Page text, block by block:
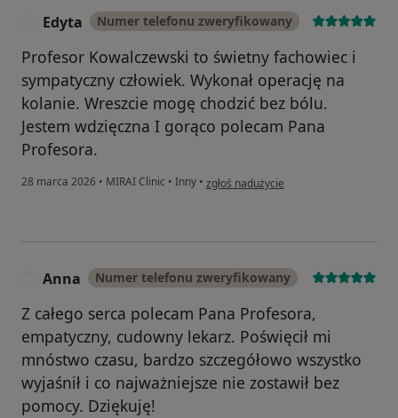
Edyta Numer telefonu zweryfikowany
Profesor Kowalczewski to świetny fachowiec i
sympatyczny człowiek. Wykonał operację na
kolanie. Wreszcie mogę chodzić bez bólu.
Jestem wdzięczna I gorąco polecam Pana
Profesora.
28 marca 2026 • MIRAI Clinic • Inny • w opinii użytkownika Edyta
zgłoś nadużycie
Anna Numer telefonu zweryfikowany
Z całego serca polecam Pana Profesora,
empatyczny, cudowny lekarz. Poświęcił mi
mnóstwo czasu, bardzo szczegółowo wszystko
wyjaśnił i co najważniejsze nie zostawił bez
pomocy. Dziękuję!